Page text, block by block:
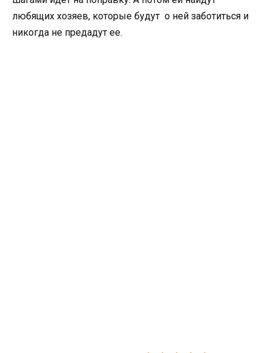
любящих хозяев, которые будут о ней заботиться и
никогда не предадут ее.